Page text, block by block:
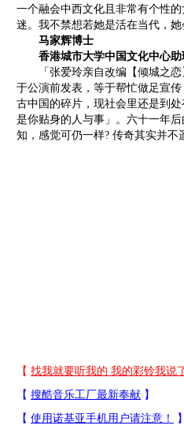
一个融会中西文化且非常有个性
迷。我不禁想若她是活在当代，
马家辉博士
香港城市大学中国文化中心助
「张爱玲亲自改编【倾城之恋
于公演前发表，等于帮忙做足宣
古中国的碎片，现社会里还是到
是你贴身的人与事」。六十一年
知，感觉可仍一样? 传奇其实并